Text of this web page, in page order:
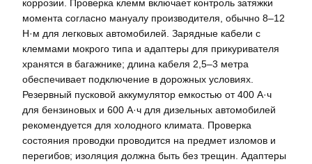
коррозии. Проверка клемм включает контроль затяжки
момента согласно мануалу производителя, обычно 8–12
Н·м для легковых автомобилей. Зарядные кабели с
клеммами мокрого типа и адаптеры для прикуривателя
хранятся в багажнике; длина кабеля 2,5–3 метра
обеспечивает подключение в дорожных условиях.
Резервный пусковой аккумулятор емкостью от 400 А·ч
для бензиновых и 600 А·ч для дизельных автомобилей
рекомендуется для холодного климата. Проверка
состояния проводки проводится на предмет изломов и
перегибов; изоляция должна быть без трещин. Адаптеры